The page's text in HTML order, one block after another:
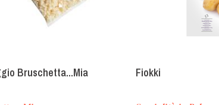
Bruschetta...Mia Fiokki